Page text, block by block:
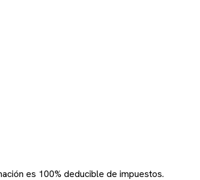
es 100% deducible de impuestos.